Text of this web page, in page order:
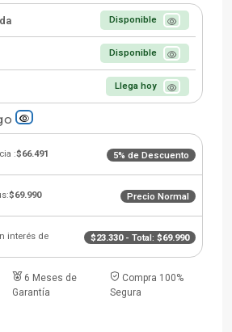
Disponible
Disponible
Llega hoy
:$66.491 5% de Descuento
$69.990 Precio Normal
interés de $23.330- Total: $69.990
6 Meses de
Garantía
Compra 100%
Segura